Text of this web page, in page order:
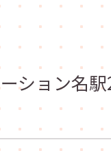
ション名